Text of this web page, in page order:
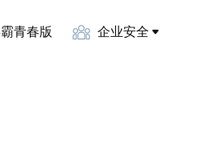
青春版 企业安全